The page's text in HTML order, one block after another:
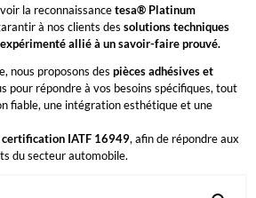
la reconnaissancetesa® Platinum
à nos clients des solutions techniques
allié à un savoir-faire prouvé.
nous proposons des pièces adhésives et
pour répondre à vos besoins spécifiques, tout
fiable, une intégration esthétique et une
certification IATF 16949, afin de répondre aux
du secteur automobile.